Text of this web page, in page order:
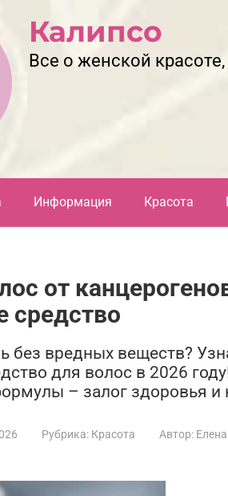
Калипсо
Все о женской
Информация Красота
от
средство
вредных веществ?
для волос в 2026
– залог здоровья и
Рубрика: Красота Автор: